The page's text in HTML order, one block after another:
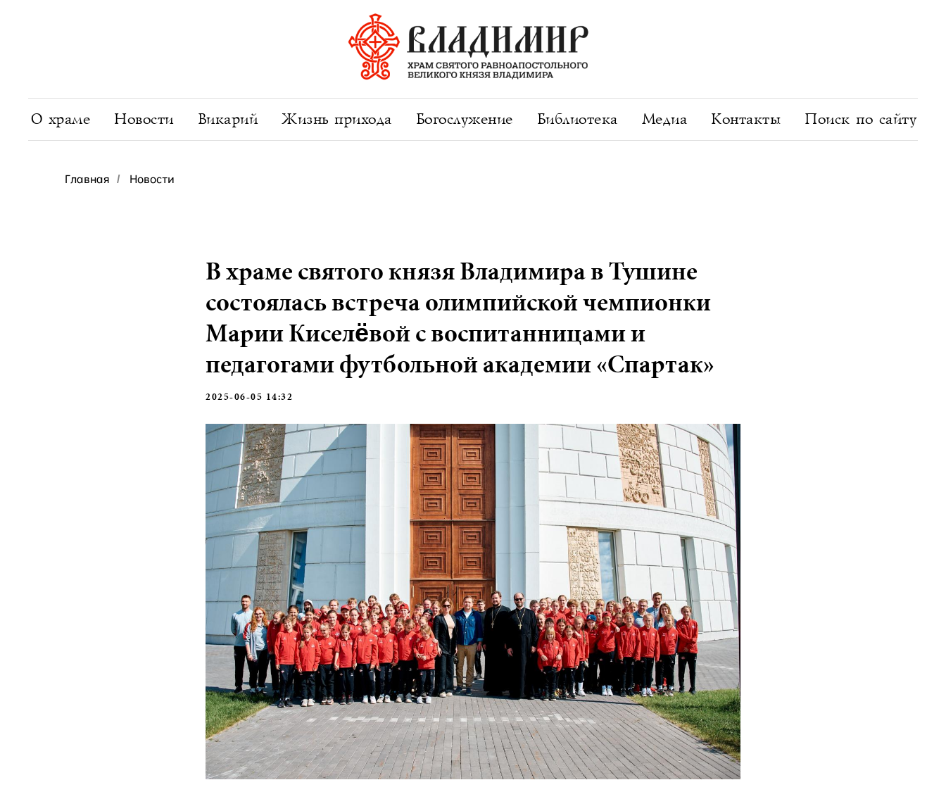
О храме Новости Викарий Жизнь прихода Богослужение Библиотека Медиа Контакты Поиск по сайту
Главная / Новости
В храме святого князя Владимира в Тушине
состоялась встреча олимпийской чемпионки
Марии Киселёвой с воспитанницами и
педагогами футбольной академии «Спартак»
2025-06-05 14:32